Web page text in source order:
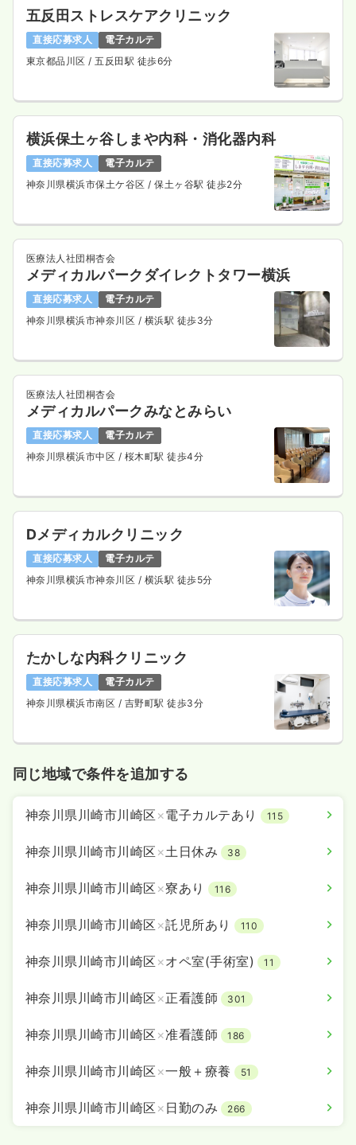
気になる 詳細を見る
一時募集休止
給与 時給1,750円
時間 8:45～17:15
8:45～17:15
ブランク可
時給1,700円以上可
詳細を見る
内視鏡正看護師 一般＋療養
日勤のみ（常勤） 一時募集休止
年間休日120日
月給34万円以上可
気になる 詳細を見る
給与 25.9万円〜/月 賞与2.3ヶ月
※経験3年の例
時間 8:45～17:15（休憩60分）
年間休日120日
4週8休以上
オンコールあり
気になる 詳細を見る
日勤のみ（パート） 一時募集休止
時間 8:45～17:15（休憩60分）
オンコールあり
時給1,600円以上可
気になる 詳細を見る
時間 8:45～17:15（休憩60分）
日勤のみ（常勤） 一時募集休止
五反田ストレスケアクリニック
直接応募求人
電子カルテ
東京都品川区 / 五反田駅 徒歩6分
横浜保土ヶ谷しまや内科・消化器内科
直接応募求人
電子カルテ
神奈川県横浜市保土ケ谷区 / 保土ヶ谷駅 徒歩2分
医療法人社団桐杏会
メディカルパークダイレクトタワー横浜
直接応募求人
電子カルテ
神奈川県横浜市神奈川区 / 横浜駅 徒歩3分
医療法人社団桐杏会
メディカルパークみなとみらい
直接応募求人
電子カルテ
神奈川県横浜市中区 / 桜木町駅 徒歩4分
Dメディカルクリニック
直接応募求人
電子カルテ
神奈川県横浜市神奈川区 / 横浜駅 徒歩5分
たかしな内科クリニック
直接応募求人
電子カルテ
神奈川県横浜市南区 / 吉野町駅 徒歩3分
同じ地域で条件を追加する
神奈川県川崎市川崎区 ×電子カルテあり 115
神奈川県川崎市川崎区 ×土日休み 38
神奈川県川崎市川崎区 ×寮あり 116
神奈川県川崎市川崎区 ×託児所あり 110
神奈川県川崎市川崎区 ×オペ室(手術室) 11
神奈川県川崎市川崎区 ×正看護師 301
神奈川県川崎市川崎区 ×准看護師 186
神奈川県川崎市川崎区 ×一般＋療養 51
神奈川県川崎市川崎区 × 日勤のみ 266